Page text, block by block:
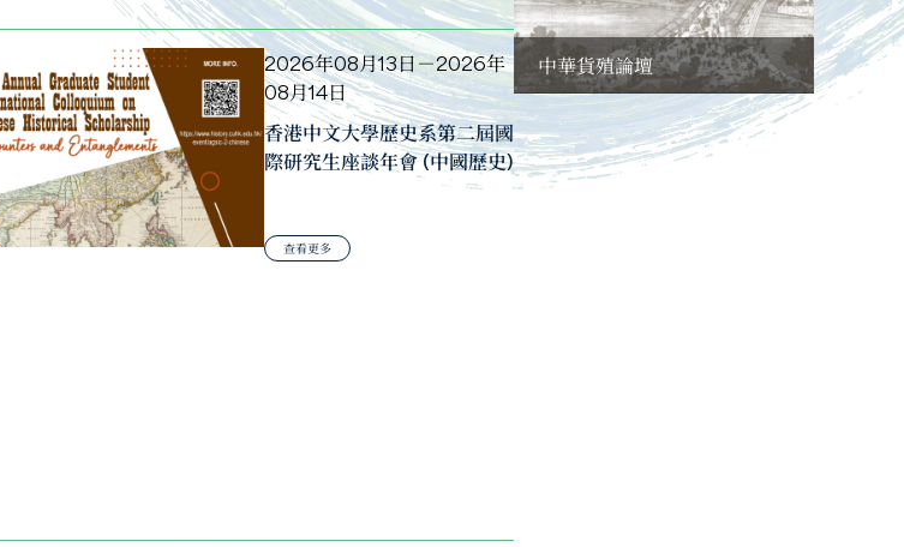
2026年08月13日－2026年
08月14日
香港中文大學歷史系第二屆國
際研究生座談年會 (中國歷史)
查看更多
中華貨殖論壇